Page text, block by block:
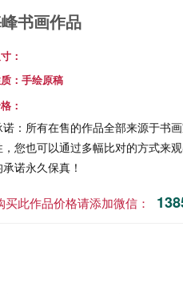
书画作品
：
：手绘原稿
：
： 所有在售的作品全部来源于书
您也可以通过多幅比对的方式来
诺永久保真！
买此作品价格请添加微信：